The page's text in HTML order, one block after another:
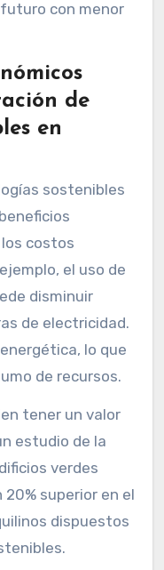
con menor
de
en
sostenibles
costos
el uso de
disminuir
de electricidad.
lo que
de recursos.
tener un valor
estudio de la
verdes
superior en el
dispuestos